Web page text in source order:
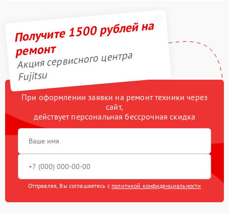
Получите 1500 рублей на
ремонт
Акция сервисного центра
Fujitsu
При оформлении заявки на ремонт техники через
сайт,
действует персональная бессрочная скидка
Отправляя, Вы соглашаетесь с политикой конфиденциальности